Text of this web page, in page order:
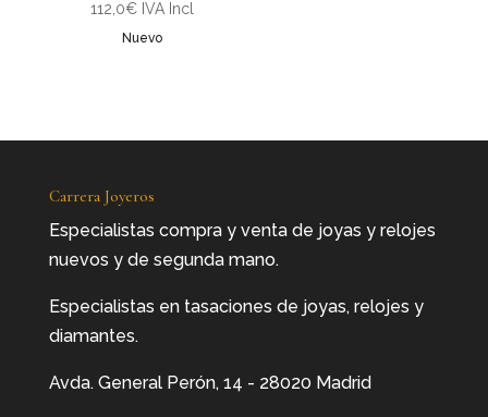
112,0€ IVA Incl
Nuevo
Carrera Joyeros
Especialistas compra y venta de joyas y relojes
nuevos y de segunda mano.
Especialistas en tasaciones de joyas, relojes y
diamantes.
Avda. General Perón, 14 - 28020 Madrid